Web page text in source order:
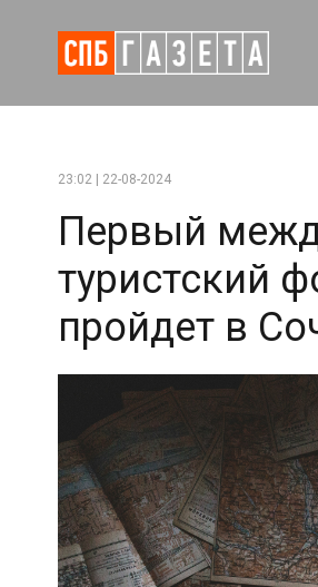
23:02 | 22-08-2024
Первый
туристский
пройдет в